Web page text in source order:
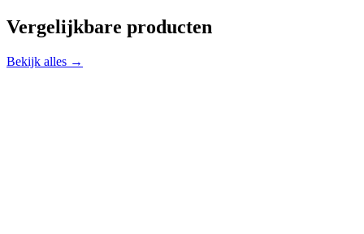
Vergelijkbare producten
Bekijk alles →